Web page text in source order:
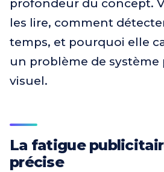
profondeur du concept.
les lire, comment
temps, et pourquoi elle
un problème de
visuel.
La fatigue
précise